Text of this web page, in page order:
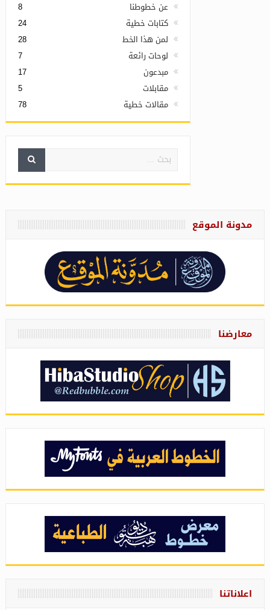
عن خطوطنا 8
كتابات خطية 24
لمن هذا الخط 28
لوحات رائعة 7
مبدعون 17
مقابلات 5
مقالات خطية 78
مدونة الموقع
معارضنا
اعلاناتنا